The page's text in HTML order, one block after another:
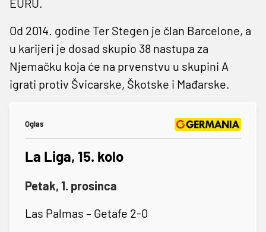
Od 2014. godine Ter Stegen je član Barcelone, a
u karijeri je dosad skupio 38 nastupa za
Njemačku koja će na prvenstvu u skupini A
igrati protiv Švicarske, Škotske i Mađarske.
Oglas
La Liga, 15. kolo
Petak, 1. prosinca
Las Palmas – Getafe 2-0